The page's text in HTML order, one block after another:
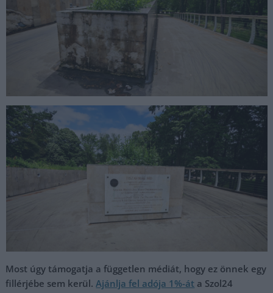
Most úgy támogatja a független médiát, hogy ez önnek egy
fillérjébe sem kerül.Ajánlja fel adója 1%-át a Szol24